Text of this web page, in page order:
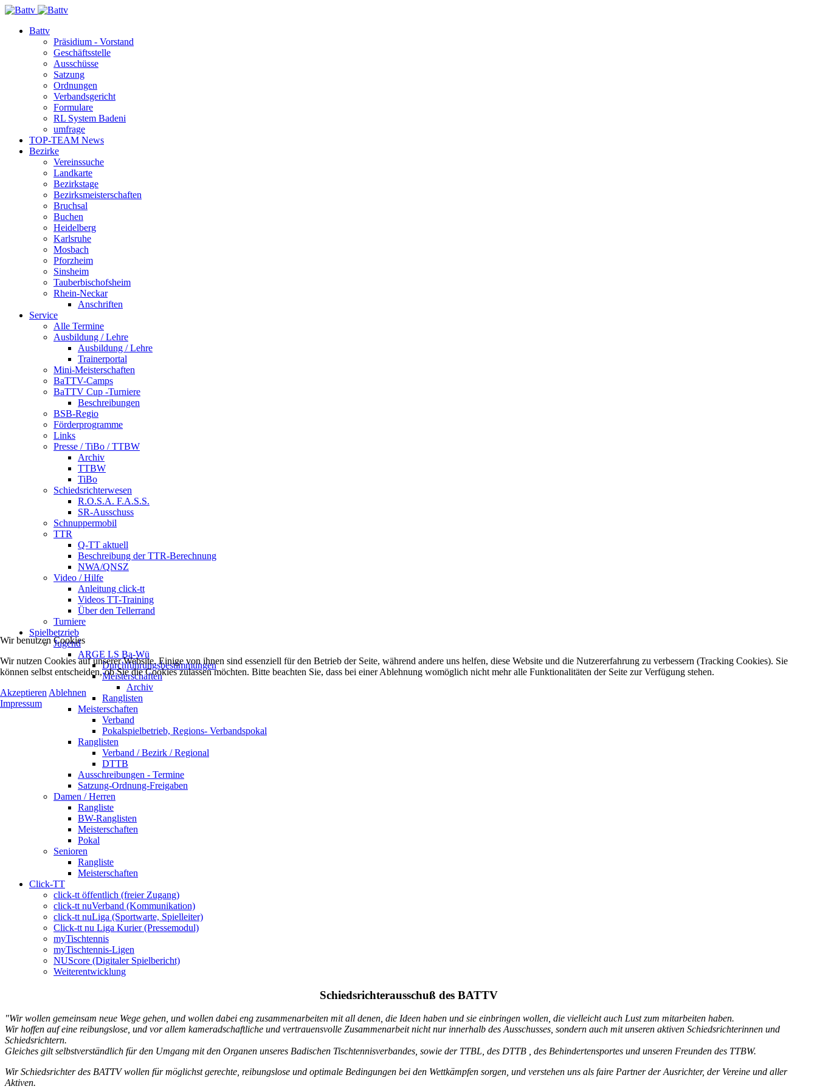
Battv
Präsidium - Vorstand
Geschäftsstelle
Ausschüsse
Satzung
Ordnungen
Verbandsgericht
Formulare
RL System Badeni
umfrage
TOP-TEAM News
Bezirke
Vereinssuche
Landkarte
Bezirkstage
Bezirksmeisterschaften
Bruchsal
Buchen
Heidelberg
Karlsruhe
Mosbach
Pforzheim
Sinsheim
Tauberbischofsheim
Rhein-Neckar
Anschriften
Service
Alle Termine
Ausbildung / Lehre
Ausbildung / Lehre
Trainerportal
Mini-Meisterschaften
BaTTV-Camps
BaTTV Cup -Turniere
Beschreibungen
BSB-Regio
Förderprogramme
Links
Presse / TiBo / TTBW
Archiv
TTBW
TiBo
Schiedsrichterwesen
R.O.S.A. F.A.S.S.
SR-Ausschuss
Schnuppermobil
TTR
Q-TT aktuell
Beschreibung der TTR-Berechnung
NWA/QNSZ
Video / Hilfe
Anleitung click-tt
Videos TT-Training
Über den Tellerrand
Turniere
Spielbetzrieb
Jugend
ARGE LS Ba-Wü
Durchführungsbestimmungen
Meisterschaften
Archiv
Ranglisten
Meisterschaften
Verband
Pokalspielbetrieb, Regions- Verbandspokal
Ranglisten
Verband / Bezirk / Regional
DTTB
Ausschreibungen - Termine
Satzung-Ordnung-Freigaben
Damen / Herren
Rangliste
BW-Ranglisten
Meisterschaften
Pokal
Senioren
Rangliste
Meisterschaften
Click-TT
click-tt öffentlich (freier Zugang)
click-tt nuVerband (Kommunikation)
click-tt nuLiga (Sportwarte, Spielleiter)
Click-tt nu Liga Kurier (Pressemodul)
myTischtennis
myTischtennis-Ligen
NUScore (Digitaler Spielbericht)
Weiterentwicklung
Schiedsrichterausschuß des BATTV
"Wir wollen gemeinsam neue Wege gehen, und wollen dabei eng zusammenarbeiten mit all denen, die Ideen haben und sie einbringen wollen, die vielleicht auch Lust zum mitarbeiten haben.
Wir hoffen auf eine reibungslose, und vor allem kameradschaftliche und vertrauensvolle Zusammenarbeit nicht nur innerhalb des Ausschusses, sondern auch mit unseren aktiven Schiedsrichterinnen und
Schiedsrichtern.
Gleiches gilt selbstverständlich für den Umgang mit den Organen unseres Badischen Tischtennisverbandes, sowie der TTBL, des DTTB , des Behindertensportes und unseren Freunden des TTBW.
Wir Schiedsrichter des BATTV wollen für möglichst gerechte, reibungslose und optimale Bedingungen bei den Wettkämpfen sorgen, und verstehen uns als faire Partner der Ausrichter, der Vereine und aller
Aktiven.
Wir benutzen Cookies
Wir nutzen Cookies auf unserer Website. Einige von ihnen sind essenziell für den Betrieb der Seite, während andere uns helfen, diese Website und die Nutzererfahrung zu verbessern (Tracking Cookies). Sie
können selbst entscheiden, ob Sie die Cookies zulassen möchten. Bitte beachten Sie, dass bei einer Ablehnung womöglich nicht mehr alle Funktionalitäten der Seite zur Verfügung stehen.
Akzeptieren Ablehnen
Impressum